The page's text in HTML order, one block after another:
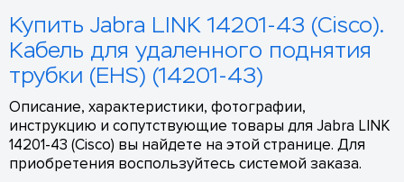
Купить Jabra LINK 14201-43 (Cisco).
Кабель для удаленного поднятия
трубки (EHS) (14201-43)
Описание, характеристики, фотографии,
инструкцию и сопутствующие товары для Jabra LINK
14201-43 (Cisco) вы найдете на этой странице. Для
приобретения воспользуйтесь системой заказа.